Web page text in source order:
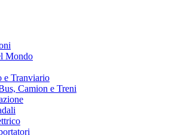
Mondo
e Tranviario
Camion e Treni